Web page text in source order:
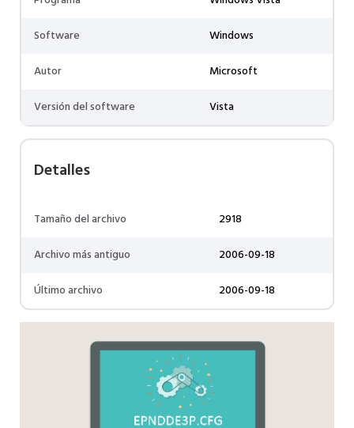
Software
Windows
Autor
Microsoft
Versión del software
Vista
Detalles
Tamaño del archivo
2918
Archivo más antiguo
2006-09-18
Último archivo
2006-09-18